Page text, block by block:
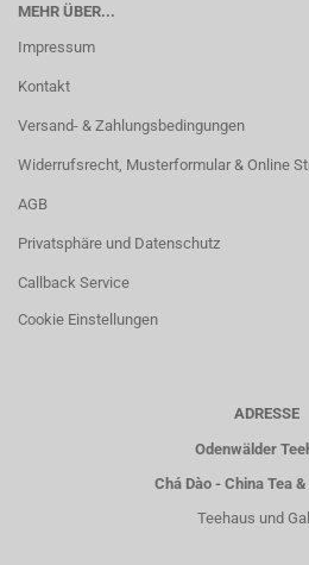
MEHR ÜBER...
Impressum
Kontakt
Versand- & Zahlungsbedingungen
Widerrufsrecht, Musterformular & Online
AGB
Privatsphäre und Datenschutz
Callback Service
Cookie Einstellungen
ADRESSE
Odenwälder
Chá Dào - China Tea
Teehaus und